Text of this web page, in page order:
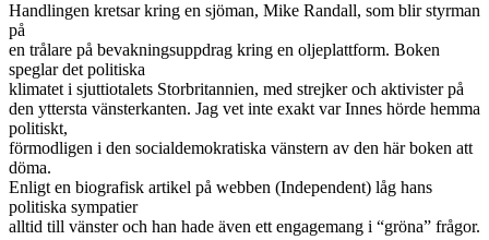
Handlingen kretsar kring en sjöman, Mike Randall, som blir styrman
på
en trålare på bevakningsuppdrag kring en oljeplattform. Boken
speglar det politiska
klimatet i sjuttiotalets Storbritannien, med strejker och aktivister på
den yttersta vänsterkanten. Jag vet inte exakt var Innes hörde hemma
politiskt,
förmodligen i den socialdemokratiska vänstern av den här boken att
döma.
Enligt en biografisk artikel på webben (Independent) låg hans
politiska sympatier
alltid till vänster och han hade även ett engagemang i “gröna” frågor.